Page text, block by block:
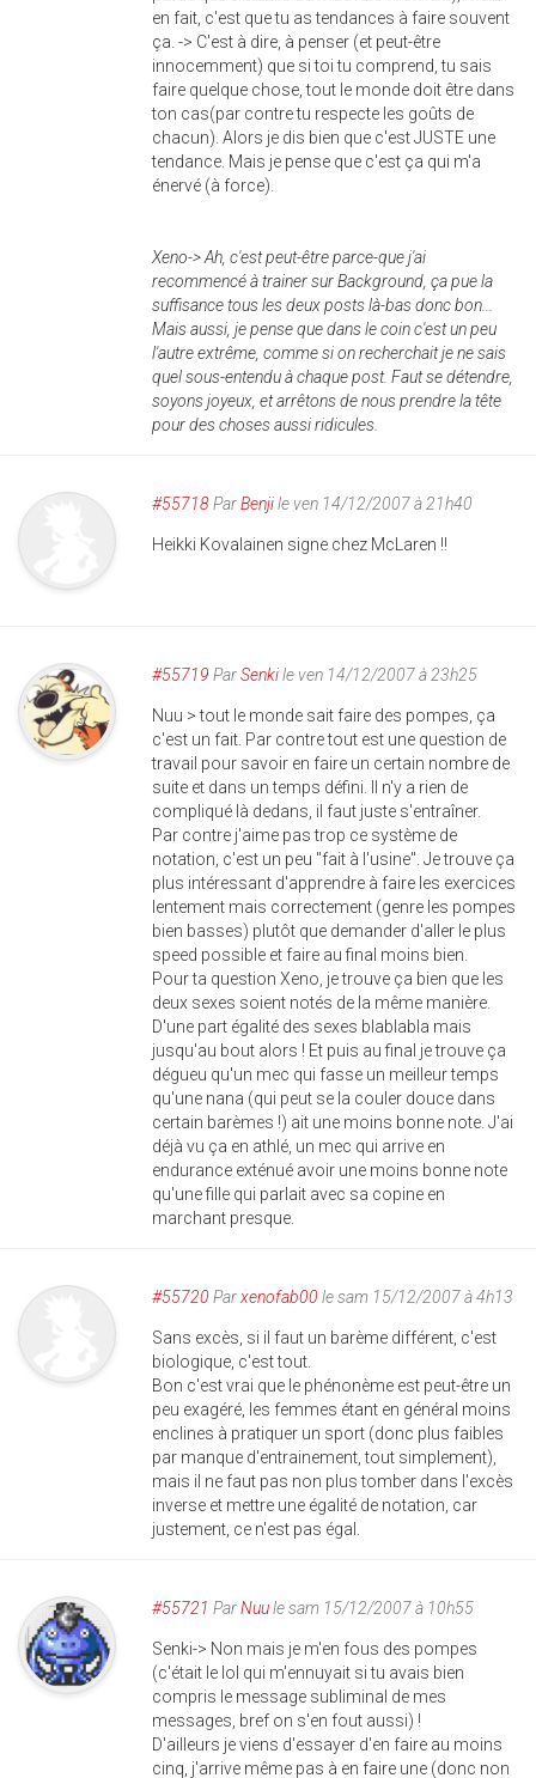
en fait, c'est que tu as tendances à faire souvent
ça. -> C'est à dire, à penser (et peut-être
innocemment) que si toi tu comprend, tu sais
faire quelque chose, tout le monde doit être dans
ton cas(par contre tu respecte les goûts de
chacun). Alors je dis bien que c'est JUSTE une
tendance. Mais je pense que c'est ça qui m'a
énervé (à force).
Xeno-> Ah, c'est peut-être parce-que j'ai
recommencé à trainer sur Background, ça pue la
suffisance tous les deux posts là-bas donc bon...
Mais aussi, je pense que dans le coin c'est un peu
l'autre extrême, comme si on recherchait je ne sais
quel sous-entendu à chaque post. Faut se détendre,
soyons joyeux, et arrêtons de nous prendre la tête
pour des choses aussi ridicules.
#55718ParBenjile ven 14/12/2007 à 21h40
Heikki Kovalainen signe chez McLaren !!
#55719 ParSenkile ven 14/12/2007 à 23h25
Nuu > tout le monde sait faire des pompes, ça
c'est un fait. Par contre tout est une question de
travail pour savoir en faire un certain nombre de
suite et dans un temps défini. Il n'y a rien de
compliqué là dedans, il faut juste s'entraîner.
Par contre j'aime pas trop ce système de
notation, c'est un peu "fait à l'usine". Je trouve ça
plus intéressant d'apprendre à faire les exercices
lentement mais correctement (genre les pompes
bien basses) plutôt que demander d'aller le plus
speed possible et faire au final moins bien.
Pour ta question Xeno, je trouve ça bien que les
deux sexes soient notés de la même manière.
D'une part égalité des sexes blablabla mais
jusqu'au bout alors ! Et puis au final je trouve ça
dégueu qu'un mec qui fasse un meilleur temps
qu'une nana (qui peut se la couler douce dans
certain barèmes !) ait une moins bonne note. J'ai
déjà vu ça en athlé, un mec qui arrive en
endurance exténué avoir une moins bonne note
qu'une fille qui parlait avec sa copine en
marchant presque.
#55720 Parxenofab00 le sam 15/12/2007 à 4h13
Sans excès, si il faut un barème différent, c'est
biologique, c'est tout.
Bon c'est vrai que le phénonème est peut-être un
peu exagéré, les femmes étant en général moins
enclines à pratiquer un sport (donc plus faibles
par manque d'entrainement, tout simplement),
mais il ne faut pas non plus tomber dans l'excès
inverse et mettre une égalité de notation, car
justement, ce n'est pas égal.
#55721 ParNuule sam 15/12/2007 à 10h55
Senki-> Non mais je m'en fous des pompes
(c'était le lol qui m'ennuyait si tu avais bien
compris le message subliminal de mes
messages, bref on s'en fout aussi) !
D'ailleurs je viens d'essayer d'en faire au moins
cinq, j'arrive même pas à en faire une (donc non